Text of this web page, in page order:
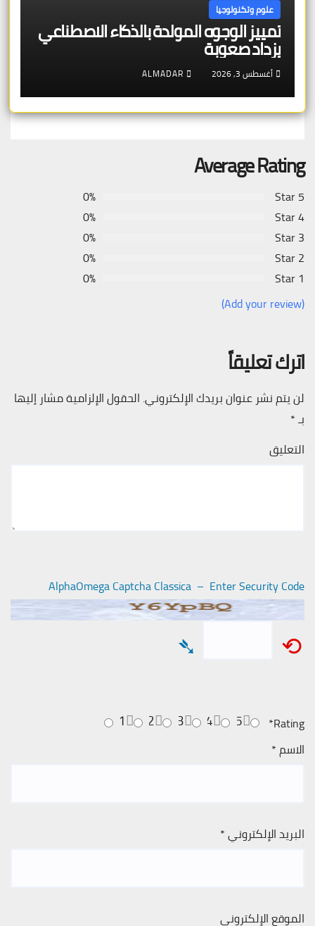
علوم وتكنولوجيا
تمييز الوجوه المولدة بالذكاء الاصطناعي
يزداد صعوبة
أغسطس 3, 2026 ALMADAR
Average Rating
5 Star
0%
4 Star
0%
3 Star
0%
2 Star
0%
1 Star
0%
(Add your review)
اترك تعليقاً
لن يتم نشر عنوان بريدك الإلكتروني. الحقول الإلزامية مشار إليها
بـ*
التعليق
AlphaOmega Captcha Classica – Enter Security Code
⟲
➴
Rating
*
5
4
3
2
1
الاسم*
البريد الإلكتروني*
الموقع الإلكتروني